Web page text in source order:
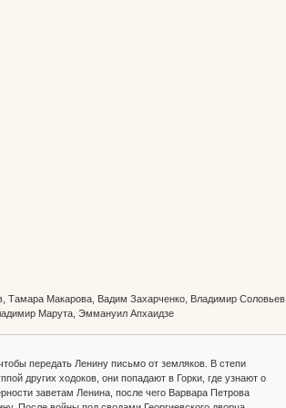
Тамара Макарова, Вадим Захарченко, Владимир Соловьев,
Марута, Эммануил Апхаидзе
передать Ленину письмо от земляков. В степи
других ходоков, они попадают в Горки, где узнают о
заветам Ленина, после чего Варвара Петрова